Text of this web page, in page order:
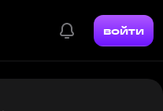
войти